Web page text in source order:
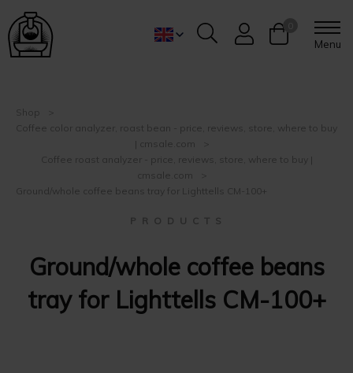
Menu
Shop
Coffee color analyzer, roast bean - price, reviews, store, where to buy
| cmsale.com
Coffee roast analyzer - price, reviews, store, where to buy |
cmsale.com
Ground/whole coffee beans tray for Lighttells CM-100+
P R O D U C T S
Ground/whole coffee beans
tray for Lighttells CM-100+